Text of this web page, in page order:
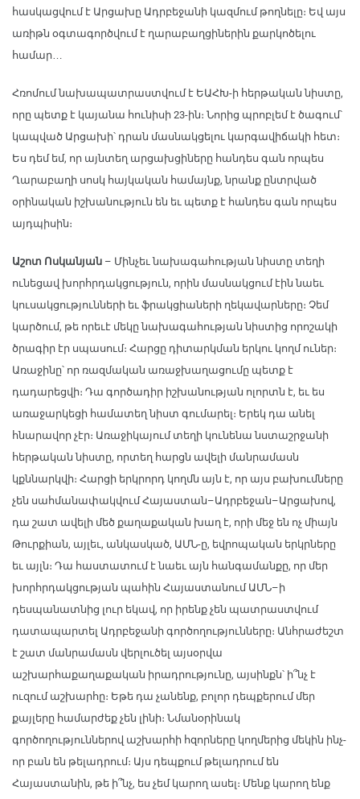
հասկացվում է Արցախը Ադրբեջանի կազմում թողնելը։ Եվ այս
առիթն օգտագործվում է ղարաբաղցիներին քարկոծելու
համար…
Հռոմում նախապատրաստվում է ԵԱՀԽ-ի հերթական նիստը,
որը պետք է կայանա հունիսի 23-ին։ Նորից պրոբլեմ է ծագում՝
կապված Արցախի՝ դրան մասնակցելու կարգավիճակի հետ։
Ես դեմ եմ, որ այնտեղ արցախցիները հանդես գան որպես
Ղարաբաղի սոսկ հայկական համայնք, նրանք ընտրված
օրինական իշխանություն են եւ պետք է հանդես գան որպես
այդպիսին։
Աշոտ Ոսկանյան – Մինչեւ նախագահության նիստը տեղի
ունեցավ խորհրդակցություն, որին մասնակցում էին նաեւ
կուսակցությունների եւ ֆրակցիաների ղեկավարները։ Չեմ
կարծում, թե որեւէ մեկը նախագահության նիստից որոշակի
ծրագիր էր սպասում։ Հարցը դիտարկման երկու կողմ ուներ։
Առաջինը՝ որ ռազմական առաջխաղացումը պետք է
դադարեցվի։ Դա գործադիր իշխանության ոլորտն է, եւ ես
առաջարկեցի համատեղ նիստ գումարել։ Երեկ դա անել
հնարավոր չէր։ Առաջիկայում տեղի կունենա նստաշրջանի
հերթական նիստը, որտեղ հարցն ավելի մանրամասն
կքննարկվի։ Հարցի երկրորդ կողմն այն է, որ այս բախումները
չեն սահմանափակվում Հայաստան–Ադրբեջան–Արցախով,
դա շատ ավելի մեծ քաղաքական խաղ է, որի մեջ են ոչ միայն
Թուրքիան, այլեւ, անկասկած, ԱՄՆ-ը, եվրոպական երկրները
եւ այլն։ Դա հաստատում է նաեւ այն հանգամանքը, որ մեր
խորհրդակցության պահին Հայաստանում ԱՄՆ–ի
դեսպանատնից լուր եկավ, որ իրենք չեն պատրաստվում
դատապարտել Ադրբեջանի գործողությունները։ Անհրաժեշտ
է շատ մանրամասն վերլուծել այսօրվա
աշխարհաքաղաքական իրադրությունը, այսինքն՝ ի՞նչ է
ուզում աշխարհը։ Եթե դա չանենք, բոլոր դեպքերում մեր
քայլերը համարժեք չեն լինի։ Նմանօրինակ
գործողություններով աշխարհի հզորները կողմերից մեկին ինչ-
որ բան են թելադրում։ Այս դեպքում թելադրում են
Հայաստանին, թե ի՞նչ, ես չեմ կարող ասել։ Մենք կարող ենք